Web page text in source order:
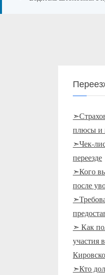
плюсы и
➣Чек-
переезде
➣Кого
после
➣ Как
участия
➣Кто